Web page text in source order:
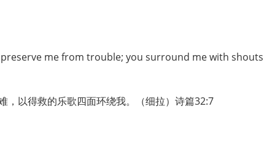
me from trouble; you surround me with shouts
，以得救的乐歌四面环绕我。（细拉）诗篇32:7